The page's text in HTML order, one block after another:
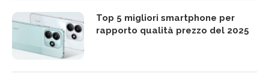
Top 5 migliori smartphone per
rapporto qualità prezzo del 2025